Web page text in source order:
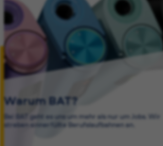
Warum BAT?
Bei BAT geht es uns um mehr als nur um Jobs. Wir
streben sinnerfüllte Berufslaufbahnen an.